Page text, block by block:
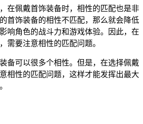
在佩戴首饰装备时，相性的匹配也是非
首饰装备的相性不匹配，那么就会降低
响角色的战斗力和游戏体验。因此，在
需要注意相性的匹配问题。
备可以很多个相性。但是，在选择佩戴
相性的匹配问题，这样才能发挥出最大